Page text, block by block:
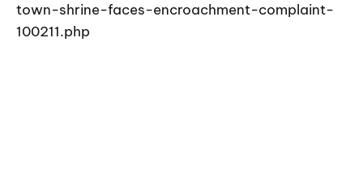
town-shrine-faces-encroachment-complaint-
100211.php